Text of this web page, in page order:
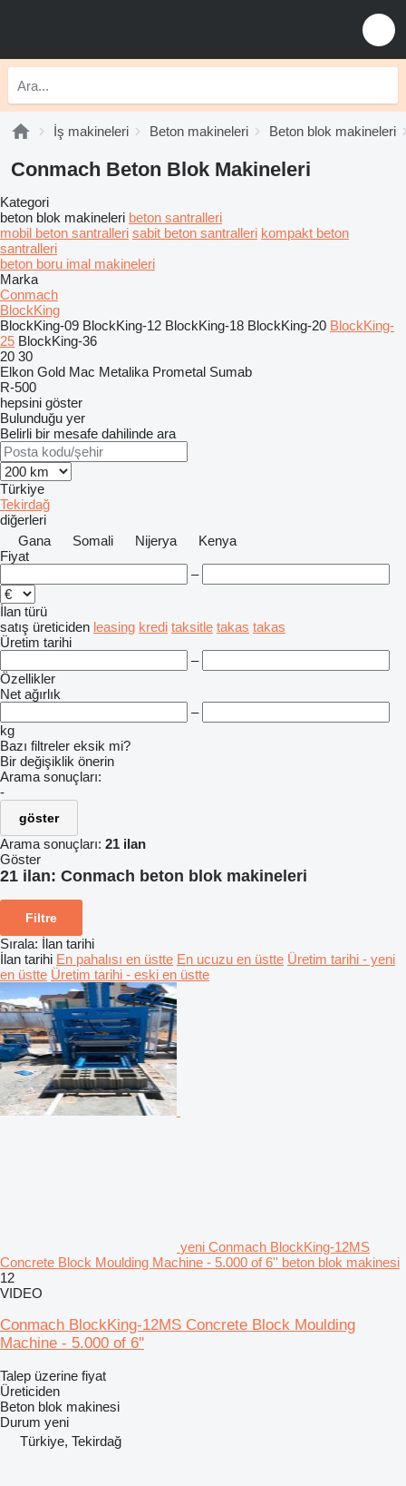
İş makineleri Beton makineleri Beton blok makineleri
Conmach Beton Blok Makineleri
Kategori
beton blok makineleri beton santralleri
mobil beton santralleri sabit beton santralleri kompakt beton
santralleri
beton boru imal makineleri
Marka
Conmach
BlockKing
BlockKing-09 BlockKing-12 BlockKing-18 BlockKing-20 BlockKing-
25 BlockKing-36
20 30
Elkon Gold Mac Metalika Prometal Sumab
R-500
hepsini göster
Bulunduğu yer
Belirli bir mesafe dahilinde ara
Türkiye
Tekirdağ
diğerleri
Gana
Somali Nijerya
Kenya
Fiyat
–
İlan türü
satış üreticiden leasing kredi taksitle takas takas
Üretim tarihi
–
Özellikler
Net ağırlık
–
kg
Bazı filtreler eksik mi?
Bir değişiklik önerin
Arama sonuçları:
-
göster
Arama sonuçları: 21 ilan
Göster
21 ilan: Conmach beton blok makineleri
Filtre
Sırala: İlan tarihi
İlan tarihi En pahalısı en üstte En ucuzu en üstte Üretim tarihi - yeni
en üstte Üretim tarihi - eski en üstte
yeni Conmach BlockKing-12MS
Concrete Block Moulding Machine - 5.000 of 6'' beton blok makinesi
12
VIDEO
Conmach BlockKing-12MS Concrete Block Moulding
Machine - 5.000 of 6''
Talep üzerine fiyat
Üreticiden
Beton blok makinesi
Durum yeni
Türkiye, Tekirdağ